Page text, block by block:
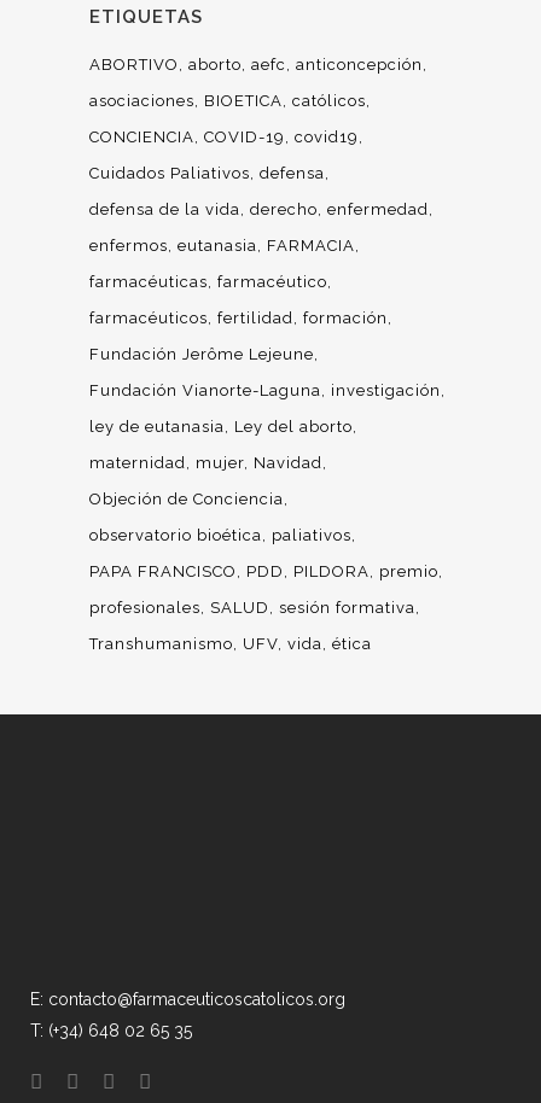
ETIQUETAS
ABORTIVO aborto aefc
anticoncepción
asociaciones
BIOETICA católicos
CONCIENCIA COVID-19
covid19
Cuidados Paliativos defensa
defensa de la vida derecho enfermedad
enfermos eutanasia
FARMACIA
farmacéuticas farmacéutico
farmacéuticos fertilidad formación
Fundación Jerôme Lejeune
Fundación Vianorte-Laguna
investigación
ley de eutanasia
Ley del aborto
maternidad
mujer Navidad
Objeción de Conciencia
observatorio bioética
paliativos
PAPA FRANCISCO
PDD PILDORA
premio
profesionales
SALUD
sesión formativa
Transhumanismo
UFV vida ética
E: contacto@farmaceuticoscatolicos.org
T: (+34) 648 02 65 35